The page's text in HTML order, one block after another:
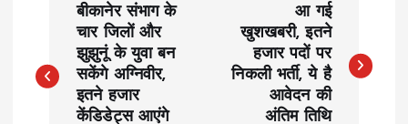
s
बीकानेर संभाग के
चार जिलों और
झुझुनूं के युवा बन
सकेंगे अग्निवीर,
इतने हजार
केंडिडेट्स आएंगे
आ गई
खुशखबरी, इतने
हजार पदों पर
निकली भर्ती, ये है
आवेदन की
अंतिम तिथि